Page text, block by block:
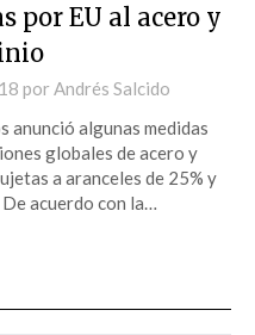
por EU al acero y
por Andrés Salcido
anunció algunas medidas
globales de acero y
a aranceles de 25% y
acuerdo con la…